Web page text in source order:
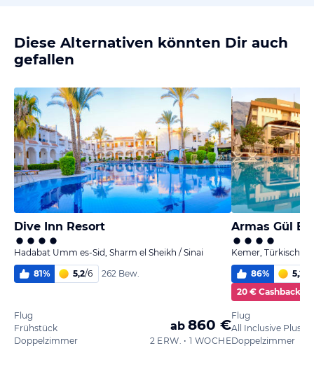
Diese Alternativen könnten Dir auch
gefallen
Dive Inn Resort
Hadabat Umm es-Sid, Sharm el Sheikh / Sinai
81% 5,2/6 262 Bew.
Flug
Frühstück
Doppelzimmer
ab 860 €
2 ERW. • 1 WOCHE
Armas Gül
Kemer, Türkische
86% 5,2
20 € Cashback
Flug
All Inclusive Plus
Doppelzimmer